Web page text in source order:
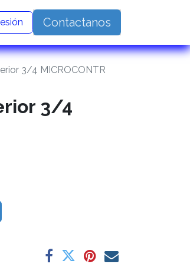
Contactanos
3/4 MICROCONTR
3/4